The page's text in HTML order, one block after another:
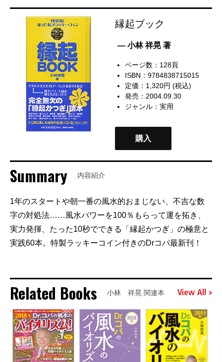
縁起ブック
— 小林 祥晃 著
ページ数：128頁
ISBN：9784838715015
定価：1,320円 (税込)
発売：2004.09.30
ジャンル：実用
購入
Summary 内容紹介
1年のスタートや朝一番の風水的おまじない、不吉な数
字の対処法……風水パワーを100％もらって運を拓き、
実力発揮、たった10秒でできる「縁起かつぎ」の極意と
実践60本。特製ラッキーコイン付きのDrコパ最新刊！
Related Books 小林 祥晃 関連本 View All